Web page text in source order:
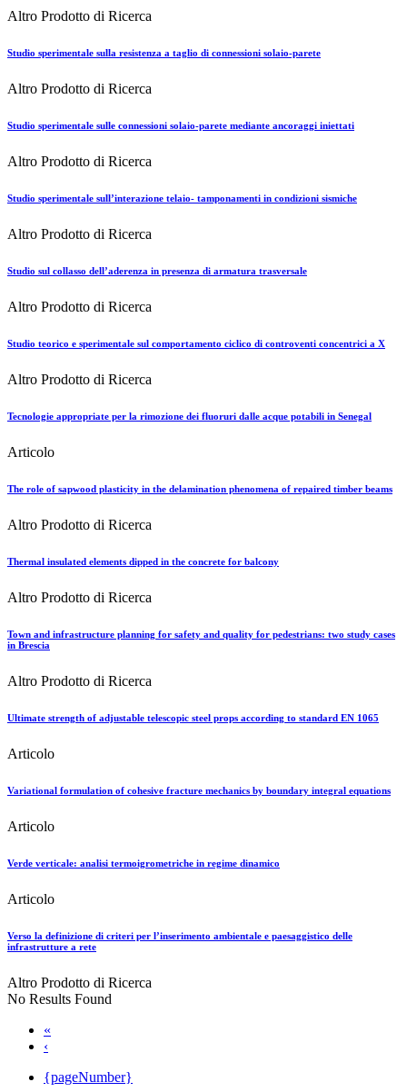
Altro Prodotto di Ricerca
Studio sperimentale sulla resistenza a taglio di connessioni solaio-parete
Altro Prodotto di Ricerca
Studio sperimentale sulle connessioni solaio-parete mediante ancoraggi iniettati
Altro Prodotto di Ricerca
Studio sperimentale sull’interazione telaio- tamponamenti in condizioni sismiche
Altro Prodotto di Ricerca
Studio sul collasso dell’aderenza in presenza di armatura trasversale
Altro Prodotto di Ricerca
Studio teorico e sperimentale sul comportamento ciclico di controventi concentrici a X
Altro Prodotto di Ricerca
Tecnologie appropriate per la rimozione dei fluoruri dalle acque potabili in Senegal
Articolo
The role of sapwood plasticity in the delamination phenomena of repaired timber beams
Altro Prodotto di Ricerca
Thermal insulated elements dipped in the concrete for balcony
Altro Prodotto di Ricerca
Town and infrastructure planning for safety and quality for pedestrians: two study cases
in Brescia
Altro Prodotto di Ricerca
Ultimate strength of adjustable telescopic steel props according to standard EN 1065
Articolo
Variational formulation of cohesive fracture mechanics by boundary integral equations
Articolo
Verde verticale: analisi termoigrometriche in regime dinamico
Articolo
Verso la definizione di criteri per l’inserimento ambientale e paesaggistico delle
infrastrutture a rete
Altro Prodotto di Ricerca
No Results Found
«
‹
{pageNumber}